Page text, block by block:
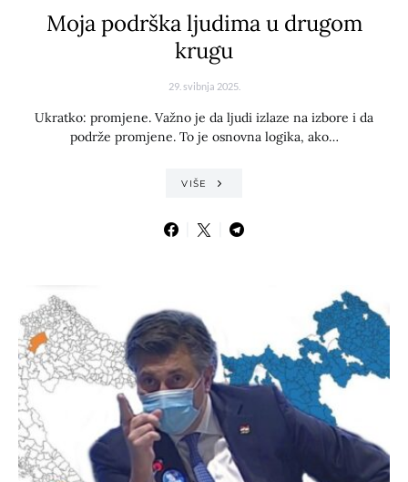
Moja podrška ljudima u drugom
krugu
29. svibnja 2025.
Ukratko: promjene. Važno je da ljudi izlaze na izbore i da
podrže promjene. To je osnovna logika, ako…
VIŠE